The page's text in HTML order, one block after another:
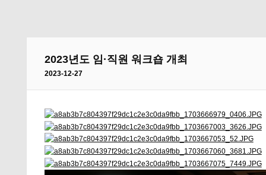
2023년도 임·직원 워크숍 개최
2023-12-27